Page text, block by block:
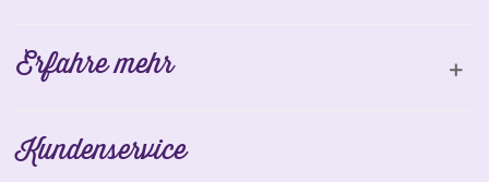
Erfahre mehr
Kundenservice